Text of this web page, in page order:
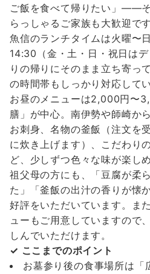
ご飯を食べて帰りたい」——
らっしゃるご家族も大歓迎です
魚信のランチタイムは火曜〜
14:30（金・土・日・祝日は
りの帰りにそのまま立ち寄っ
の時間帯もしっかり対応してい
お昼のメニューは2,000円〜
膳」が中心。南伊勢や師崎か
お刺身、名物の釜飯（注文を
に炊き上げます）、こだわり
ど、少しずつ色々な味が楽し
祖父母の方にも、「豆腐が柔
た」「釜飯の出汁の香りが懐
好評をいただいています。ま
ューもご用意していますので
しんでいただけます。
✓ ここまでのポイント
お墓参り後の食事場所は「